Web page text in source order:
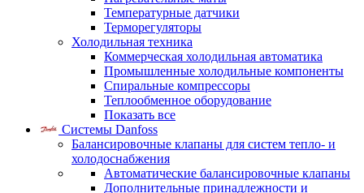
Температурные датчики
Терморегуляторы
Холодильная техника
Коммерческая холодильная автоматика
Промышленные холодильные компоненты
Спиральные компрессоры
Теплообменное оборудование
Показать все
Системы Danfoss
Балансировочные клапаны для систем тепло- и
холодоснабжения
Автоматические балансировочные клапаны
Дополнительные принадлежности и